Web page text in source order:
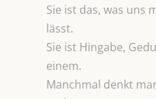
Sie ist das, was uns
lässt.
Sie ist Hingabe,
einem.
Manchmal denkt